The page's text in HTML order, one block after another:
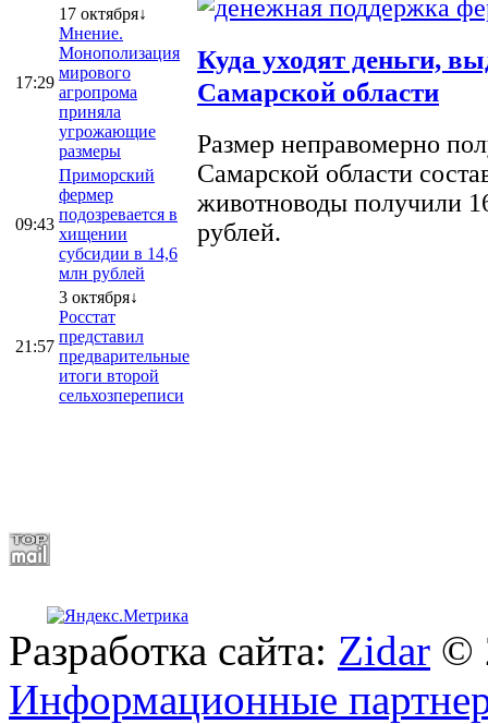
17:29
17 октября↓
Мнение.
Монополизация
мирового
агропрома
приняла
угрожающие
размеры
09:43
Приморский
фермер
подозревается в
хищении
субсидии в 14,6
млн рублей
21:57
3 октября↓
Росстат
представил
предварительные
итоги второй
сельхозпереписи
Куда уходят деньги,
Самарской области
Размер неправомерно
Самарской области
животноводы получили
рублей.
Разработка сайта: Zidar ©
Информационные